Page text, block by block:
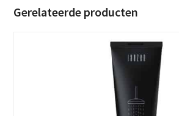
Gerelateerde producten